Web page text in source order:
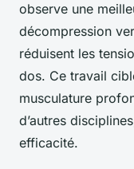
observe une
décompression
réduisent les
dos. Ce travail
musculature
d’autres
efficacité.